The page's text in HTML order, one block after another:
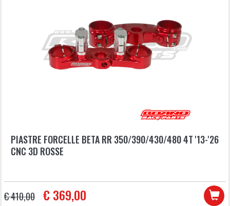
PIASTRE FORCELLE BETA RR 350/390/430/480 4T '13-'26
CNC 3D ROSSE
€ 410,00 € 369,00